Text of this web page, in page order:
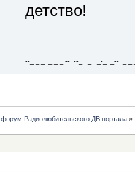
детство!
--_ _ _ _ _ _ -- --_ _ _-_ _-- _ _
форум Радиолюбительского ДВ портала»